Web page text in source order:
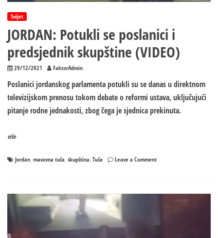
Svijet
JORDAN: Potukli se poslanici i
predsjednik skupštine (VIDEO)
29/12/2021 FaktorAdmin
Poslanici jordanskog parlamenta potukli su se danas u direktnom
televizijskom prenosu tokom debate o reformi ustava, uključujući
pitanje rodne jednakosti, zbog čega je sjednica prekinuta.
više
Jordan masovna tuča skupština Tuča Leave a Commenton
skupštine